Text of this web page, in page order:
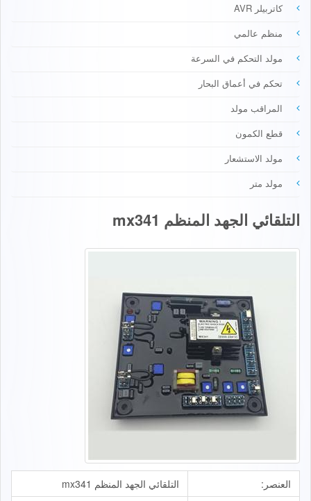
كاتربيلر AVR
منظم عالمي
مولد التحكم في السرعة
تحكم في أعماق البحار
المراقب مولد
قطع الكمون
مولد الاستشعار
مولد متر
التلقائي الجهد المنظم mx341
العنصر:
التلقائي الجهد المنظم mx341